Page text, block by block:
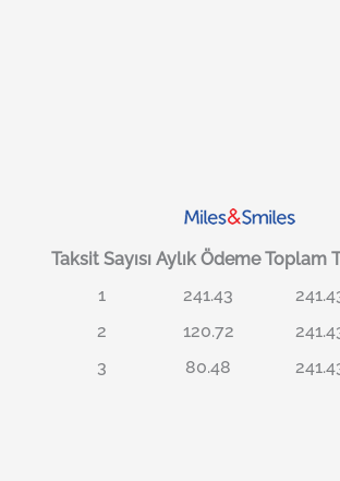
Taksit Sayısı Aylık Ödeme Toplam
1
241.43
2
120.72
3
80.48